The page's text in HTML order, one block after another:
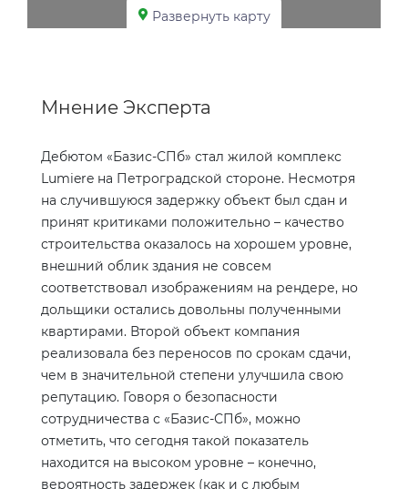
Развернуть карту
Мнение Эксперта
Дебютом «Базис-СПб» стал жилой комплекс
Lumiere на Петроградской стороне. Несмотря
на случившуюся задержку объект был сдан и
принят критиками положительно – качество
строительства оказалось на хорошем уровне,
внешний облик здания не совсем
соответствовал изображениям на рендере, но
дольщики остались довольны полученными
квартирами. Второй объект компания
реализовала без переносов по срокам сдачи,
чем в значительной степени улучшила свою
репутацию. Говоря о безопасности
сотрудничества с «Базис-СПб», можно
отметить, что сегодня такой показатель
находится на высоком уровне – конечно,
вероятность задержек (как и с любым